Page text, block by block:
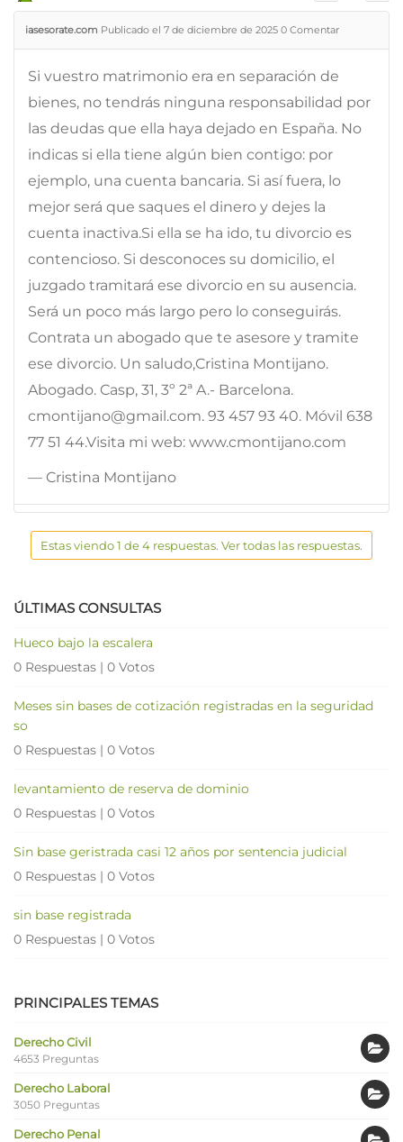
iasesorate.com Publicado el 7 de diciembre de 2025 0 Comentar
Si vuestro matrimonio era en separación de
bienes, no tendrás ninguna responsabilidad por
las deudas que ella haya dejado en España. No
indicas si ella tiene algún bien contigo: por
ejemplo, una cuenta bancaria. Si así fuera, lo
mejor será que saques el dinero y dejes la
cuenta inactiva.Si ella se ha ido, tu divorcio es
contencioso. Si desconoces su domicilio, el
juzgado tramitará ese divorcio en su ausencia.
Será un poco más largo pero lo conseguirás.
Contrata un abogado que te asesore y tramite
ese divorcio. Un saludo,Cristina Montijano.
Abogado. Casp, 31, 3º 2ª A.- Barcelona.
cmontijano@gmail.com. 93 457 93 40. Móvil 638
77 51 44.Visita mi web: www.cmontijano.com
— Cristina Montijano
Estas viendo 1 de 4 respuestas. Ver todas las respuestas.
ÚLTIMAS CONSULTAS
Hueco bajo la escalera
0 Respuestas | 0 Votos
Meses sin bases de cotización registradas en la seguridad
so
0 Respuestas | 0 Votos
levantamiento de reserva de dominio
0 Respuestas | 0 Votos
Sin base geristrada casi 12 años por sentencia judicial
0 Respuestas | 0 Votos
sin base registrada
0 Respuestas | 0 Votos
PRINCIPALES TEMAS
Derecho Civil
4653 Preguntas
Derecho Laboral
3050 Preguntas
Derecho Penal